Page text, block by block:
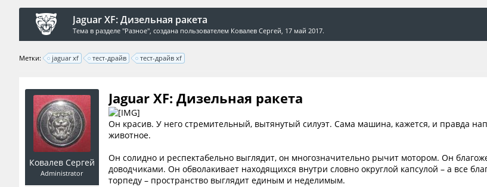
Jaguar XF: Дизельная ракета
Тема в разделе "Разное", создана пользователем Ковалев Сергей, 17 май 2017.
Метки: jaguar xf тест-драйв тест-драйв xf
Ковалев Сергей
Administrator
Jaguar XF: Дизельная ракета
Он красив. У него стремительный, вытянутый силуэт. Сама машина, кажется, и правда
животное.
Он солидно и респектабельно выглядит, он многозначительно рычит мотором. Он
доводчиками. Он обволакивает находящихся внутри словно округлой капсулой – а все
торпеду – пространство выглядит единым и неделимым.